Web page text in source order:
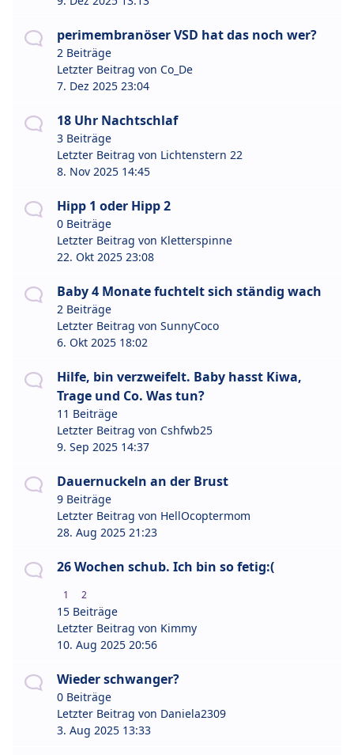
perimembranöser VSD hat das noch wer?
2 Beiträge
Letzter Beitrag von Co_De
7. Dez 2025 23:04
18 Uhr Nachtschlaf
3 Beiträge
Letzter Beitrag von Lichtenstern 22
8. Nov 2025 14:45
Hipp 1 oder Hipp 2
0 Beiträge
Letzter Beitrag von Kletterspinne
22. Okt 2025 23:08
Baby 4 Monate fuchtelt sich ständig wach
2 Beiträge
Letzter Beitrag von SunnyCoco
6. Okt 2025 18:02
Hilfe, bin verzweifelt. Baby hasst Kiwa,
Trage und Co. Was tun?
11 Beiträge
Letzter Beitrag von Cshfwb25
9. Sep 2025 14:37
Dauernuckeln an der Brust
9 Beiträge
Letzter Beitrag von HellOcoptermom
28. Aug 2025 21:23
26 Wochen schub. Ich bin so fetig:(
1 2
15 Beiträge
Letzter Beitrag von Kimmy
10. Aug 2025 20:56
Wieder schwanger?
0 Beiträge
Letzter Beitrag von Daniela2309
3. Aug 2025 13:33